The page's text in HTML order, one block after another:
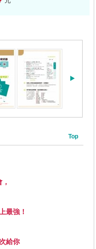
Top
最強！
給你